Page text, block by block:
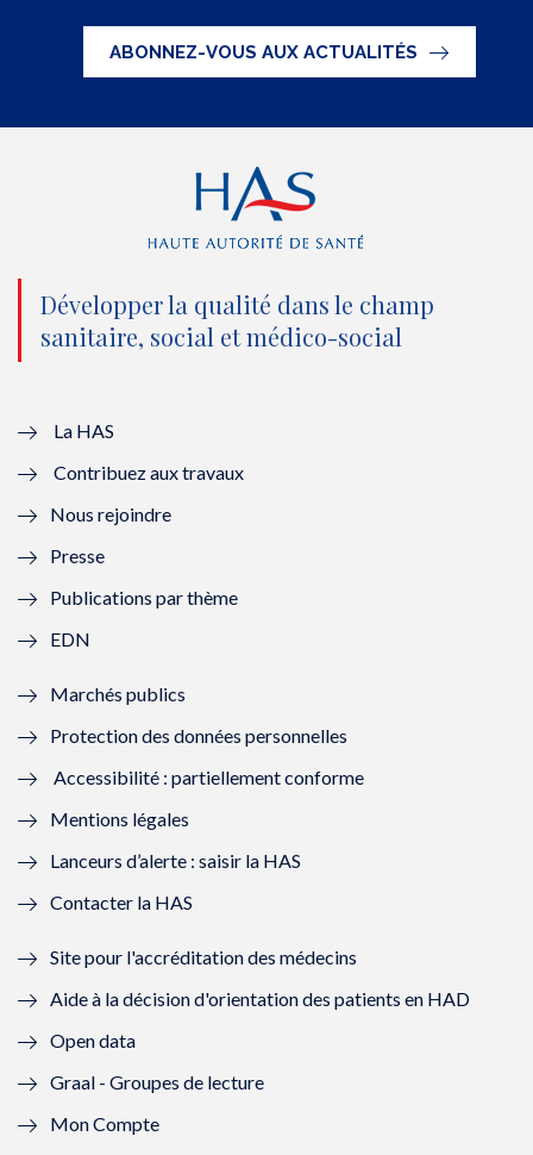
t
t
e
n
o
u
l
l
f
n
ê
t
r
e
)
e
b
o
o
k
(
n
o
e
e
n
ê
r
)
t
u
b
e
(
n
o
u
ê
t
e
k
e
d
(
n
o
ê
)
ABONNEZ-VOUS AUX ACTUALITÉS
Développer la qualité dans le champ
sanitaire, social et médico-social
La HAS
Contribuez aux travaux
Nous rejoindre
Presse
Publications par thème
EDN
Marchés publics
Protection des données personnelles
Accessibilité : partiellement conforme
Mentions légales
Lanceurs d’alerte : saisir la HAS
Contacter la HAS
Site pour l'accréditation des médecins
Aide à la décision d'orientation des patients en HAD
Open data
Graal - Groupes de lecture
Mon Compte